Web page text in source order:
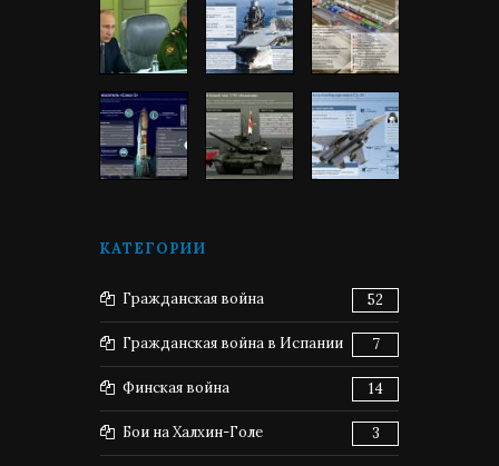
КАТЕГОРИИ
Гражданская война 52
Гражданская война в Испании 7
Финская война 14
Бои на Халхин-Голе 3